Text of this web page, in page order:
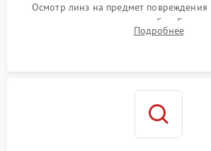
Осмотр линз на предмет повреждения
покрытия или появления грибка.
спецрастворами. ПроверкаПодробнее